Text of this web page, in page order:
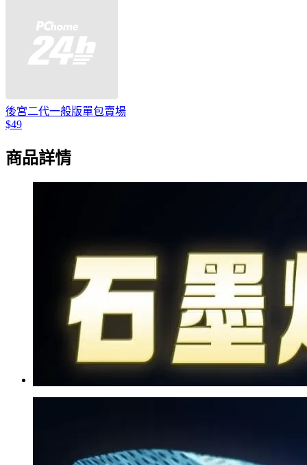
後宮二代一般版單包賣場
$49
商品詳情